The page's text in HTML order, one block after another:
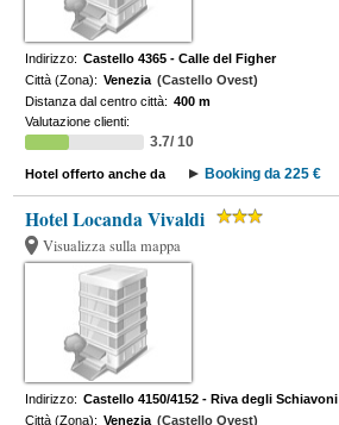
Indirizzo: Castello 4365 - Calle del Figher
Città (Zona): Venezia (Castello Ovest)
Distanza dal centro città: 400 m
Valutazione clienti:
3.7/ 10
Hotel offerto anche da Booking da 225 €
Hotel Locanda Vivaldi
Visualizza sulla mappa
Indirizzo: Castello 4150/4152 - Riva degli Schiavoni
Città (Zona): Venezia (Castello Ovest)